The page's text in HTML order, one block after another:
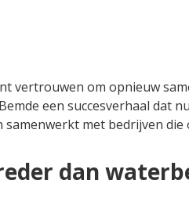
vertrouwen om opnieuw
een succesverhaal dat
met bedrijven
dan